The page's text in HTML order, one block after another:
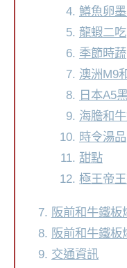
鱒魚卵
龍蝦二吃
季節時蔬
澳洲M9
日本A5
海膽和
時令湯品
甜點
極王帝
阪前和牛鐵板
阪前和牛鐵
交通資訊